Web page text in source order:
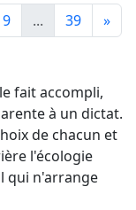
9 ... 39 »
fait accompli,
à un dictat.
de chacun et
l'écologie
qui n'arrange